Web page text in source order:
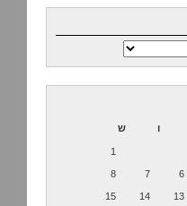
ו ש
1
6
7
8
13
14
15